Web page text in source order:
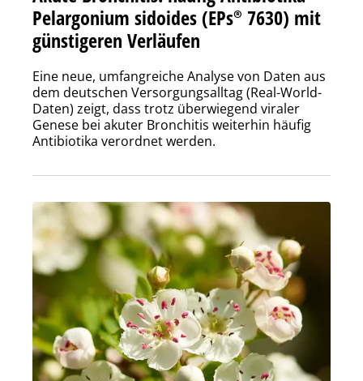
Pelargonium sidoides (EPs® 7630) mit
günstigeren Verläufen
Eine neue, umfangreiche Analyse von Daten aus
dem deutschen Versorgungsalltag (Real-World-
Daten) zeigt, dass trotz überwiegend viraler
Genese bei akuter Bronchitis weiterhin häufig
Antibiotika verordnet werden.